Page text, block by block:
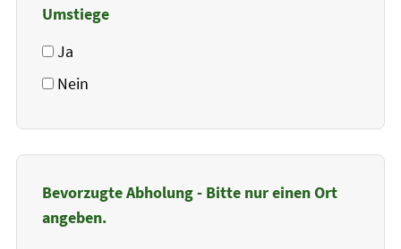
Umstiege
Ja
Nein
Bevorzugte Abholung - Bitte nur einen Ort
angeben.